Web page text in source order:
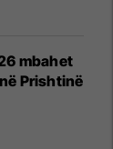
mbahet
Prishtinë